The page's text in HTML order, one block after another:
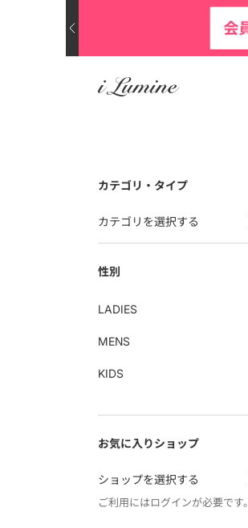
カテゴリ・タイプ
カテゴリを選択する
性別
LADIES
MENS
KIDS
お気に入りショップ
ショップを選択する
ご利用にはログインが必要です。